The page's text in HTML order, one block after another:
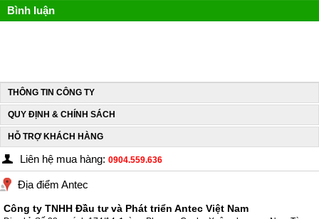
Bình luận
THÔNG TIN CÔNG TY
QUY ĐỊNH & CHÍNH SÁCH
HỖ TRỢ KHÁCH HÀNG
Liên hệ mua hàng: 0904.559.636
Địa điểm Antec
Công ty TNHH Đầu tư và Phát triển Antec Việt Nam